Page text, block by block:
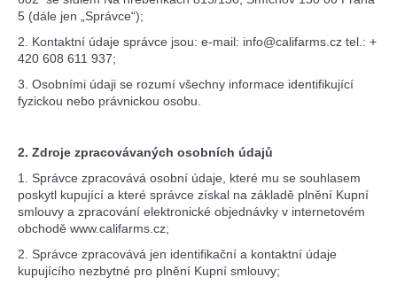
5 (dále jen „Správce“);
2. Kontaktní údaje správce jsou: e-mail: info@califarms.cz tel.: +
420 608 611 937;
3. Osobními údaji se rozumí všechny informace identifikující
fyzickou nebo právnickou osobu.
2. Zdroje zpracovávaných osobních údajů
1. Správce zpracovává osobní údaje, které mu se souhlasem
poskytl kupující a které správce získal na základě plnění Kupní
smlouvy a zpracování elektronické objednávky v internetovém
obchodě www.califarms.cz;
2. Správce zpracovává jen identifikační a kontaktní údaje
kupujícího nezbytné pro plnění Kupní smlouvy;